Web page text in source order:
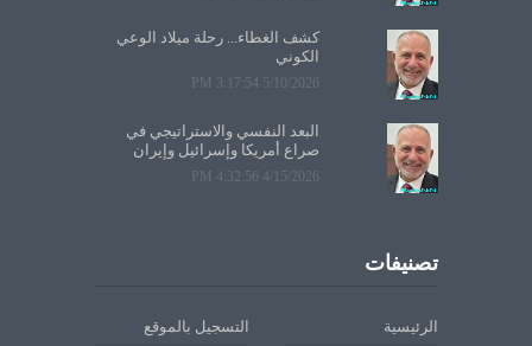
كشف الغطاء... رحلة ميلاد الوعي
الكوني
5/10/2026 3:17:54 PM
البعد النفسي والاستراتيجي في
صراع أمريكا وإسرائيل وإيران
4/15/2026 4:32:56 PM
تصنيفات
الرئيسية التسجيل بالموقع